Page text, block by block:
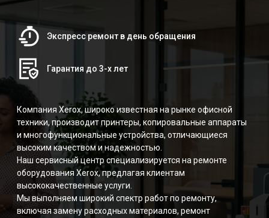
Экспресс ремонт в день обращения
Гарантия до 3-х лет
Компания Xerox, широко известная на рынке офисной
техники, производит принтеры, копировальные аппараты
и многофункциональные устройства, отличающиеся
высоким качеством и надежностью.
Наш сервисный центр специализируется на ремонте
оборудования Xerox, предлагая клиентам
высококачественные услуги.
Мы выполняем широкий спектр работ по ремонту,
включая замену расходных материалов, ремонт